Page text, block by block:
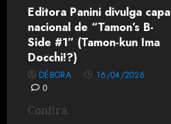
Editora Panini divulga capa
nacional de “Tamon’s B-
Side #1” (Tamon-kun Ima
Docchi!?)
DÉBORA
16/04/2026
0
Confira.